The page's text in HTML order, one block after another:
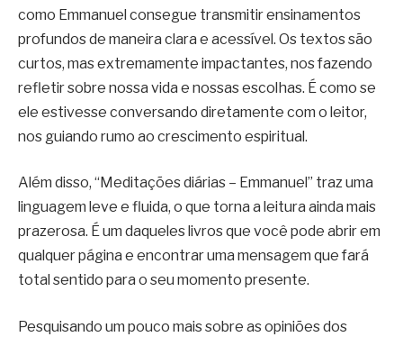
como Emmanuel consegue transmitir ensinamentos
profundos de maneira clara e acessível. Os textos são
curtos, mas extremamente impactantes, nos fazendo
refletir sobre nossa vida e nossas escolhas. É como se
ele estivesse conversando diretamente com o leitor,
nos guiando rumo ao crescimento espiritual.
Além disso, “Meditações diárias – Emmanuel” traz uma
linguagem leve e fluida, o que torna a leitura ainda mais
prazerosa. É um daqueles livros que você pode abrir em
qualquer página e encontrar uma mensagem que fará
total sentido para o seu momento presente.
Pesquisando um pouco mais sobre as opiniões dos